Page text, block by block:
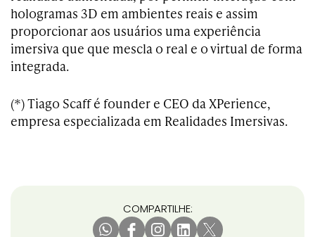
hologramas 3D em ambientes reais e assim
proporcionar aos usuários uma experiência
imersiva que que mescla o real e o virtual de forma
integrada.
(*) Tiago Scaff é founder e CEO da XPerience,
empresa especializada em Realidades Imersivas.
COMPARTILHE: